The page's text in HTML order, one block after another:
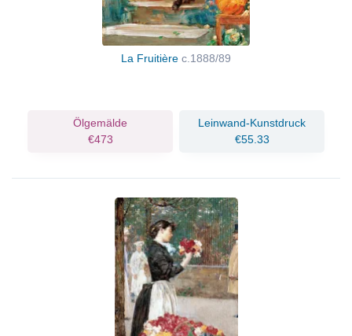
La Fruitière c.1888/89
Ölgemälde
€473
Leinwand-Kunstdruck
€55.33